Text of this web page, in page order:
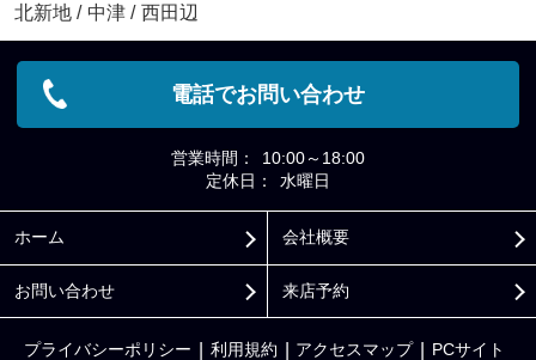
北新地 / 中津 / 西田辺
電話でお問い合わせ
営業時間：
10:00～18:00
定休日：
水曜日
ホーム 会社概要
お問い合わせ 来店予約
プライバシーポリシー 利用規約 アクセスマップ PCサイト